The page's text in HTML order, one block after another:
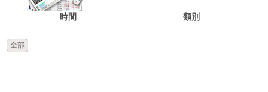
時間 類別
全部